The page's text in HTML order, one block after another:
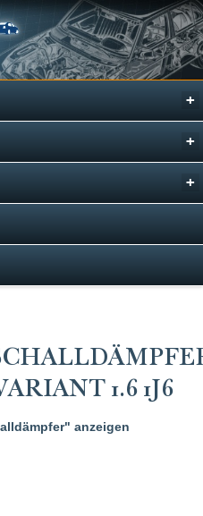
1.6 1J6
anzeigen